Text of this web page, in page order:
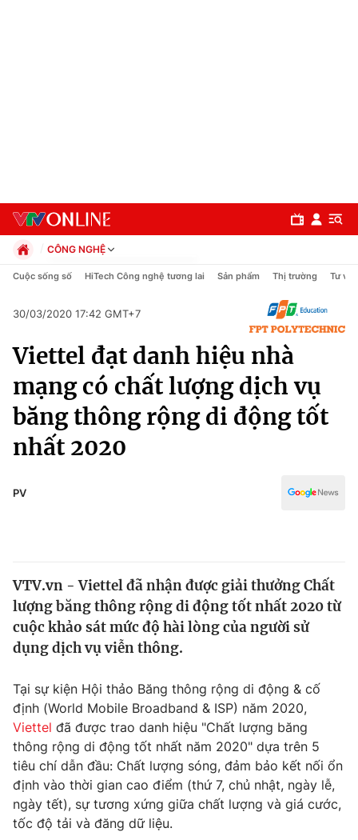
Chính trị
Xã hội
Pháp luật
Y tế
Tin tức
Thế giới đó đây
Câu chuyện quốc tế
Kinh tế
Tài chính
Thị trường
Góc doanh nghiệp
Dữ liệu và đời sống
Truyền hình
Phim VTV
Hậu trường
Nhân vật
Khán giả
Giải trí
Điện ảnh
Âm nhạc
Sao
Đời sống
Du lịch
Giáo dục
CÔNG NGHỆ
Chính trị
Pháp luật
Thể thao
Truyền hình
Văn hóa - Giải trí
Y tế
Đời sống
Công nghệ
Cuộc sống số HiTech Công nghệ tương lai Sản phẩm Thị trường Tư vấn
30/03/2020 17:42 GMT+7
Viettel đạt danh hiệu nhà
mạng có chất lượng dịch vụ
băng thông rộng di động tốt
nhất 2020
PV
VTV.vn - Viettel đã nhận được giải thưởng Chất
lượng băng thông rộng di động tốt nhất 2020 từ
cuộc khảo sát mức độ hài lòng của người sử
dụng dịch vụ viễn thông.
Tại sự kiện Hội thảo Băng thông rộng di động & cố
định (World Mobile Broadband & ISP) năm 2020,
Viettel đã được trao danh hiệu "Chất lượng băng
thông rộng di động tốt nhất năm 2020" dựa trên 5
tiêu chí dẫn đầu: Chất lượng sóng, đảm bảo kết nối ổn
định vào thời gian cao điểm (thứ 7, chủ nhật, ngày lễ,
ngày tết), sự tương xứng giữa chất lượng và giá cước,
tốc độ tải và đăng dữ liệu.